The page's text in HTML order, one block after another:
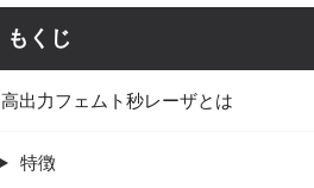
もくじ
高出力フェムト秒レーザとは
特徴